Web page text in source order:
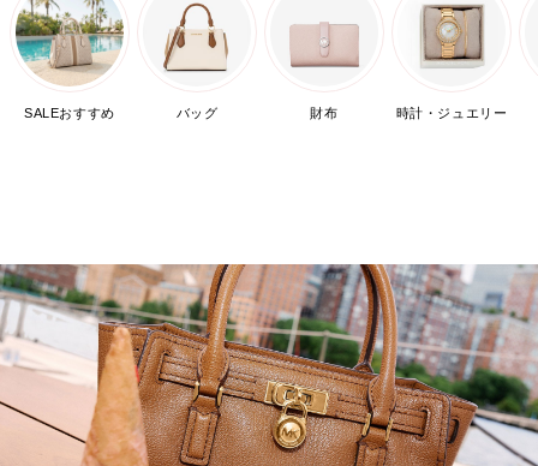
SALEおすすめ バッグ 財布 時計・ジュエリー